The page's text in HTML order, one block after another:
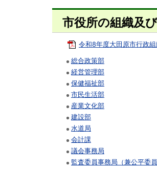
市役所の組織及
令和8年度大田原市行政
総合政策部
経営管理部
保健福祉部
市民生活部
産業文化部
建設部
水道局
会計課
議会事務局
監査委員事務局（兼公平委